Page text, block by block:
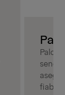
fiable